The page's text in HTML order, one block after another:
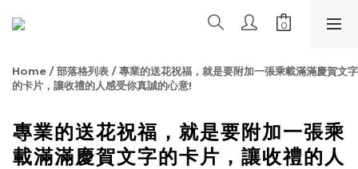
Home /部落格列表 /專業的送花祝福，就是要附加一張乘載滿滿慶賀文字
的卡片，讓收禮的人感受你真誠的心意!
專業的送花祝福，就是要附加一張乘
載滿滿慶賀文字的卡片，讓收禮的人